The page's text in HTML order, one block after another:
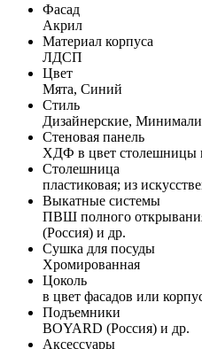
Фасад
Акрил
Материал корпуса
ЛДСП
Цвет
Мята, Синий
Стиль
Дизайнерские,
Стеновая панель
ХДФ в цвет столешницы
Столешница
пластиковая; из
Выкатные системы
ПВШ полного
(Россия) и др.
Сушка для посуды
Хромированная
Цоколь
в цвет фасадов или
Подъемники
BOYARD (Россия) и др.
Аксессуары